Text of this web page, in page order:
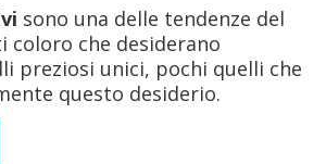
sono una delle tendenze del
coloro che desiderano
preziosi unici, pochi quelli che
questo desiderio.